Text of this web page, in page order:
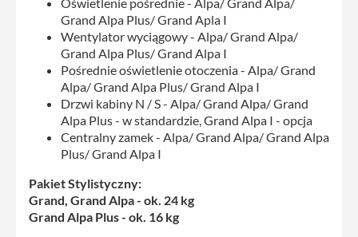
Grand Alpa Plus/ Grand Apla I
Wentylator wyciągowy - Alpa/ Grand Alpa/
Grand Alpa Plus/ Grand Alpa I
Pośrednie oświetlenie otoczenia - Alpa/ Grand
Alpa/ Grand Alpa Plus/ Grand Alpa I
Drzwi kabiny N / S - Alpa/ Grand Alpa/ Grand
Alpa Plus - w standardzie, Grand Alpa I - opcja
Centralny zamek - Alpa/ Grand Alpa/ Grand Alpa
Plus/ Grand Alpa I
Pakiet Stylistyczny:
Grand, Grand Alpa - ok. 24 kg
Grand Alpa Plus - ok. 16 kg